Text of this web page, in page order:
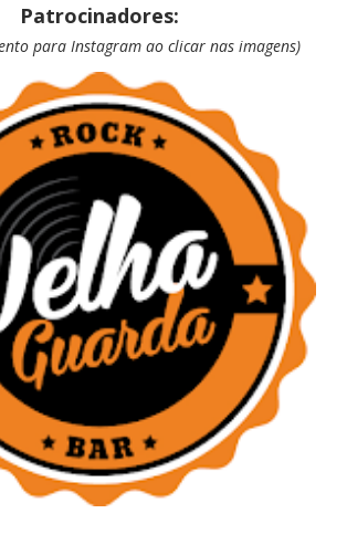
Patrocinadores:
para Instagram ao clicar nas imagens)